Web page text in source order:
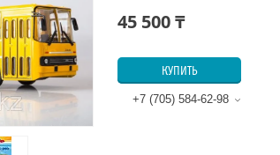
45 500 ₸
КУПИТЬ
+7 (705) 584-62-98